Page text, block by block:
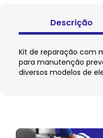
Descrição
Kit de reparação com
para manutenção
diversos modelos de